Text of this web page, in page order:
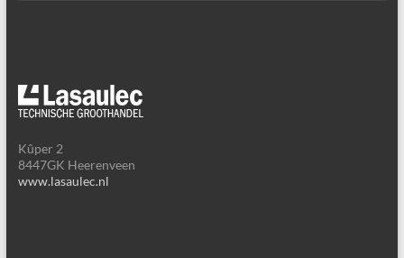
Kûper 2
8447GK Heerenveen
www.lasaulec.nl